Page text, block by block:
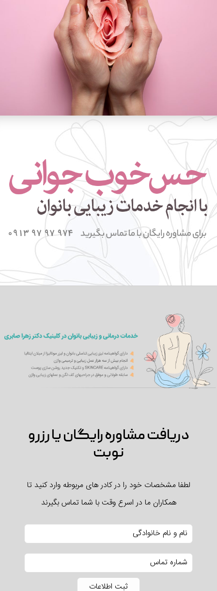
دریافت مشاوره رایگان یا رزرو
نوبت
لطفا مشخصات خود را در کادر های مربوطه وارد کنید تا
همکاران ما در اسرع وقت با شما تماس بگیرند